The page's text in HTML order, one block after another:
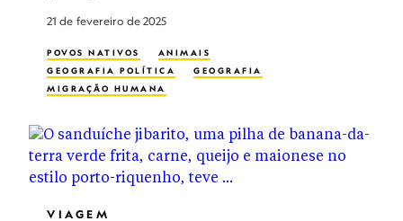
21 de fevereiro de 2025
POVOS NATIVOS
ANIMAIS
GEOGRAFIA POLÍTICA
GEOGRAFIA
MIGRAÇÃO HUMANA
VIAGEM